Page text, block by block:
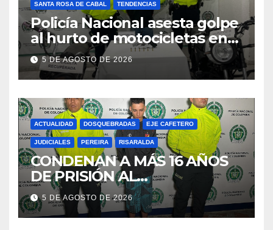
SANTA ROSA DE CABAL TENDENCIAS
Policía Nacional asesta golpe
al hurto de motocicletas en
Risaralda
5 DE AGOSTO DE 2026
ACTUALIDAD DOSQUEBRADAS EJE CAFETERO
JUDICIALES PEREIRA RISARALDA
CONDENAN A MÁS 16 AÑOS
DE PRISIÓN AL
RESPONSABLE DE CAUSAR
LA MUERTE DE UNA MUJER
EN DOSQUEBRADAS
5 DE AGOSTO DE 2026